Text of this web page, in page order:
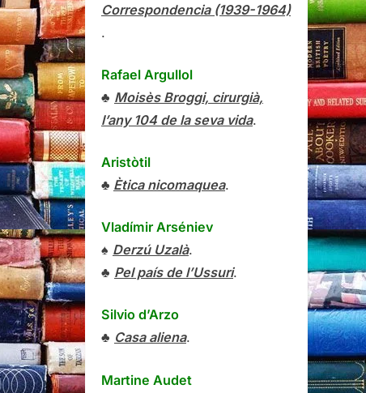
Correspondencia (1939-1964)
.
Rafael Argullol
♣ Moisès Broggi, cirurgià,
l’any 104 de la seva vida.
Aristòtil
♣ Ètica nicomaquea.
Vladímir Arséniev
♠ Derzú Uzalà.
♣ Pel país de l’Ussuri.
Silvio d’Arzo
♣ Casa aliena.
Martine Audet